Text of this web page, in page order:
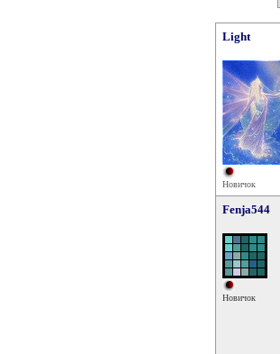
Light
Новичок
Fenja544
Новичок